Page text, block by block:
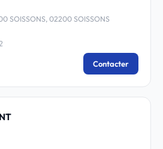
SOISSONS, 02200 SOISSONS
Contacter